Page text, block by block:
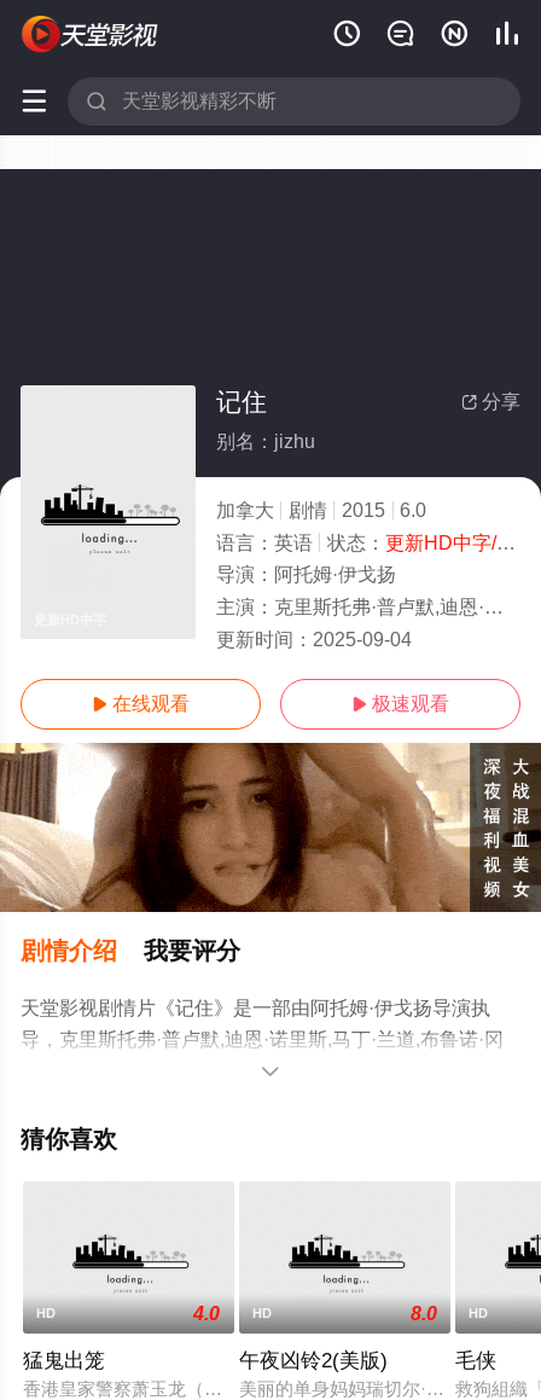
   
 
 分享
记住
别名：jizhu
加拿大 剧情 2015
6.0
语言： 英语 状态： 更新HD中字/高清
导演： 阿托姆·伊戈扬
主演： 克里斯托弗·普卢默,迪恩·诺里斯,马丁·兰道,布鲁诺·冈茨,尤尔根·普洛斯诺,亨利·科
更新时间： 2025-09-04
 在线观看  极速观看
剧情介绍 我要评分
天堂影视剧情片《记住》是一部由阿托姆·伊戈扬导演执
导，克里斯托弗·普卢默,迪恩·诺里斯,马丁·兰道,布鲁诺·冈
茨,尤尔根·普洛斯诺,亨利·科泽尼,金·罗伯特等明星演员精彩
大全就上天堂电影网，更多相关信息可移步至豆瓣电影、

猜你喜欢
HD 4.0
猛鬼出笼
香港皇家警察萧玉龙（萧玉龙 饰）和刘兆铭（刘兆铭 饰）是一
HD 8.0
午夜凶铃2(美版)
美丽的单身妈妈瑞切尔·凯勒（纳奥
HD
毛侠
救狗組織